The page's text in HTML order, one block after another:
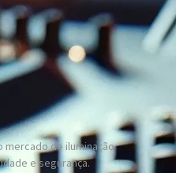
mercado de iluminação
e segurança.